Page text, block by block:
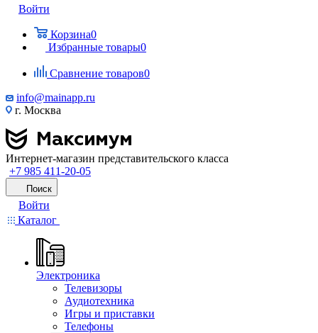
Войти
Корзина0
Избранные товары0
Сравнение товаров0
info@mainapp.ru
г. Москва
Интернет-магазин представительского класса
+7 985 411-20-05
Поиск
Войти
Каталог
Электроника
Телевизоры
Аудиотехника
Игры и приставки
Телефоны